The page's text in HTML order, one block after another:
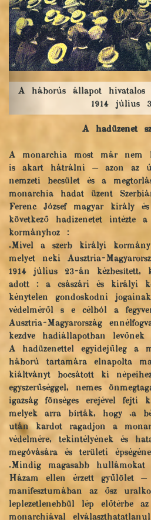
A lelkes
A hadüzenet
A monarchia most már nem
is akart hátrálni — azon az
nemzeti becsület és a
monarchia hadat üzent
Ferenc József magyar király
következő hadizenetet intézte
kormányhoz :
„Mivel a szerb királyi
melyet neki Ausztria-
1914 július 23-án kézbesített,
adott : a császári és királyi
kénytelen gondoskodni
védelméről s e célból a
Ausztria-Magyarország
kezdve hadiállapotban
A hadüzenettel egyidejűleg a
háború tartamára elnapolta
kiáltványt bocsátott ki
egyszerűséggel, nemes
igazság fönséges erejével fejti
melyek arra bírták, hogy „a
után kardot ragadjon a
védelmére, tekintélyének és
megóvására és területi
„Mindig magasabb
Házam ellen érzett gyűlölet —
manifesztumában az ősz
leplezetlenebbül lép előtérbe
monarchiával